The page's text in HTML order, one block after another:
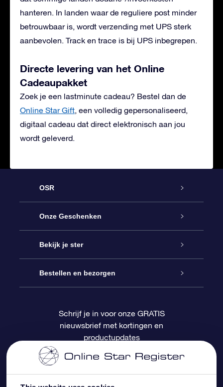
hanteren. In landen waar de reguliere post minder
betrouwbaar is, wordt verzending met UPS sterk
aanbevolen. Track en trace is bij UPS inbegrepen.
Directe levering van het Online
Cadeaupakket
Zoek je een lastminute cadeau? Bestel dan de
Online Star Gift, een volledig gepersonaliseerd,
digitaal cadeau dat direct elektronisch aan jou
wordt geleverd.
OSR
Service
Contact
Blog
OSR Recensies
Onze Geschenken
Online Star Gift
OSR Cadeaupakket
OSR Cadeaukaart
Relatiegeschenken
Bekijk je ster
Sterrenregister
Gepersonaliseerde sterrenpagina
One Million Stars
OSR Starsaver
Bestellen en bezorgen
Betalingsinformatie
Verzendinformatie
Retourbeleid
Schrijf je in voor onze GRATIS
nieuwsbrief met kortingen en
productupdates